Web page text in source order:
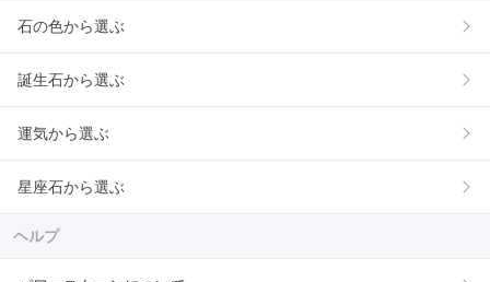
石の色から選ぶ
誕生石から選ぶ
運気から選ぶ
星座石から選ぶ
ヘルプ